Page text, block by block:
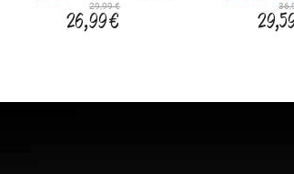
29,99 €
26,99 €